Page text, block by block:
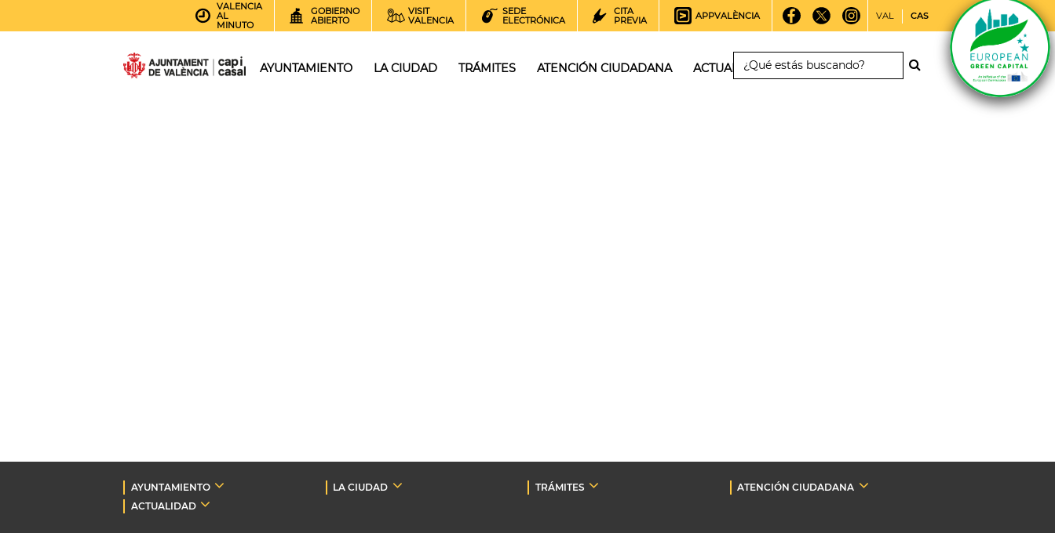
VALENCIA
AL
MINUTO
GOBIERNO
ABIERTO
VISIT
VALENCIA
SEDE
ELECTRÓNICA
CITA
PREVIA
APPVALÈNCIA VAL CAS
AYUNTAMIENTO LA CIUDAD TRÁMITES ATENCIÓN CIUDADANA ACTUALIDAD
AYUNTAMIENTO LA CIUDAD TRÁMITES
ATENCIÓN CIUDADANA
ACTUALIDAD